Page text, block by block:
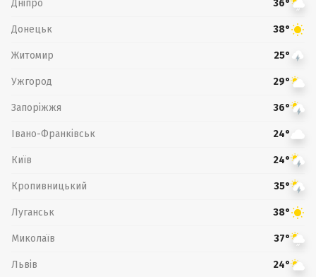
Дніпро 36°
Донецьк 38°
Житомир 25°
Ужгород 29°
Запоріжжя 36°
Івано-Франківськ 24°
Київ 24°
Кропивницький 35°
Луганськ 38°
Миколаїв 37°
Львів 24°